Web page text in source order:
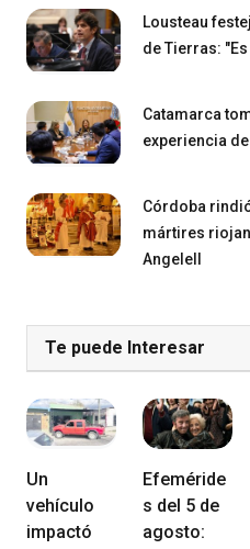
Lousteau
de Tierras:
Catamarca
experiencia
Córdoba
mártires
Angelell
Te puede Interesar
Un
vehículo
impactó
Efeméride
s del 5 de
agosto: